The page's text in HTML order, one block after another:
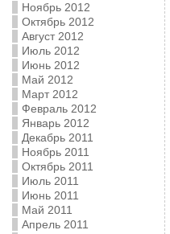
Ноябрь 2012
Октябрь 2012
Август 2012
Июль 2012
Июнь 2012
Май 2012
Март 2012
Февраль 2012
Январь 2012
Декабрь 2011
Ноябрь 2011
Октябрь 2011
Июль 2011
Июнь 2011
Май 2011
Апрель 2011